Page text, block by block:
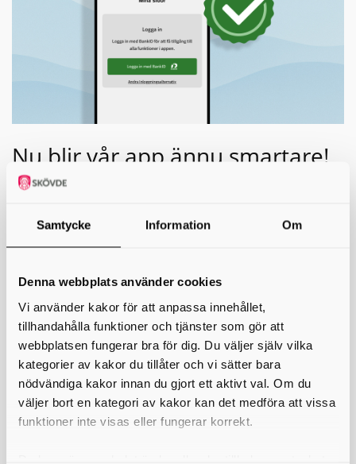
Samtycke Information Om
Denna webbplats använder cookies
Vi använder kakor för att anpassa innehållet,
tillhandahålla funktioner och tjänster som gör att
webbplatsen fungerar bra för dig. Du väljer själv vilka
kategorier av kakor du tillåter och vi sätter bara
nödvändiga kakor innan du gjort ett aktivt val. Om du
väljer bort en kategori av kakor kan det medföra att vissa
funktioner inte visas eller fungerar korrekt.
Nu blir vår app ännu smartare!
Har du laddat ner vår app än? Om inte – nu är det hög
I den senaste versionen av Avfallsappen Skaraborg har vi lagt
till två funktioner som gör vardagen enklare:
information som är kopplad till just ditt abonnemang.
Tömningsaviseringar – få notis direkt i mobilen när dina
kärl har tömts.
Med appen kan du dessutom få påminnelser inför nästa
tömningsdag, hålla koll på ändringar vid helgdagar, hitta
öppettider för din närmaste återvinningscentral, se hur du
ska sortera olika typer av avfall och enkelt nå alla våra e-
tjänster.